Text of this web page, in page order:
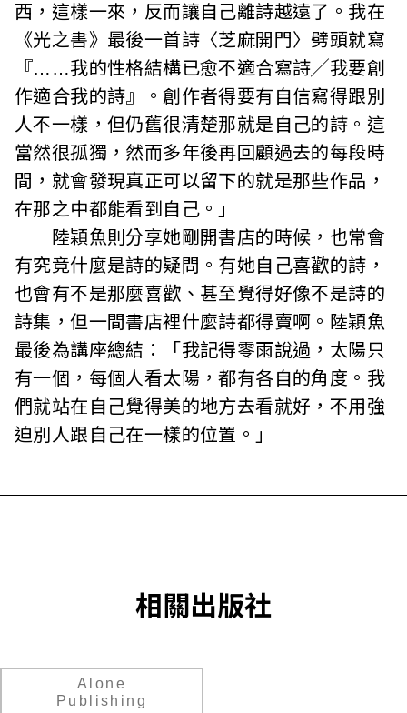
西，這樣一來，反而讓自己離詩越遠了。我在
《光之書》最後一首詩〈芝麻開門〉劈頭就寫
『……我的性格結構已愈不適合寫詩╱我要創
作適合我的詩』。創作者得要有自信寫得跟別
人不一樣，但仍舊很清楚那就是自己的詩。這
當然很孤獨，然而多年後再回顧過去的每段時
間，就會發現真正可以留下的就是那些作品，
在那之中都能看到自己。」
陸穎魚則分享她剛開書店的時候，也常會
有究竟什麼是詩的疑問。有她自己喜歡的詩，
也會有不是那麼喜歡、甚至覺得好像不是詩的
詩集，但一間書店裡什麼詩都得賣啊。陸穎魚
最後為講座總結：「我記得零雨說過，太陽只
有一個，每個人看太陽，都有各自的角度。我
們就站在自己覺得美的地方去看就好，不用強
迫別人跟自己在一樣的位置。」
相關出版社
Alone
Publishing